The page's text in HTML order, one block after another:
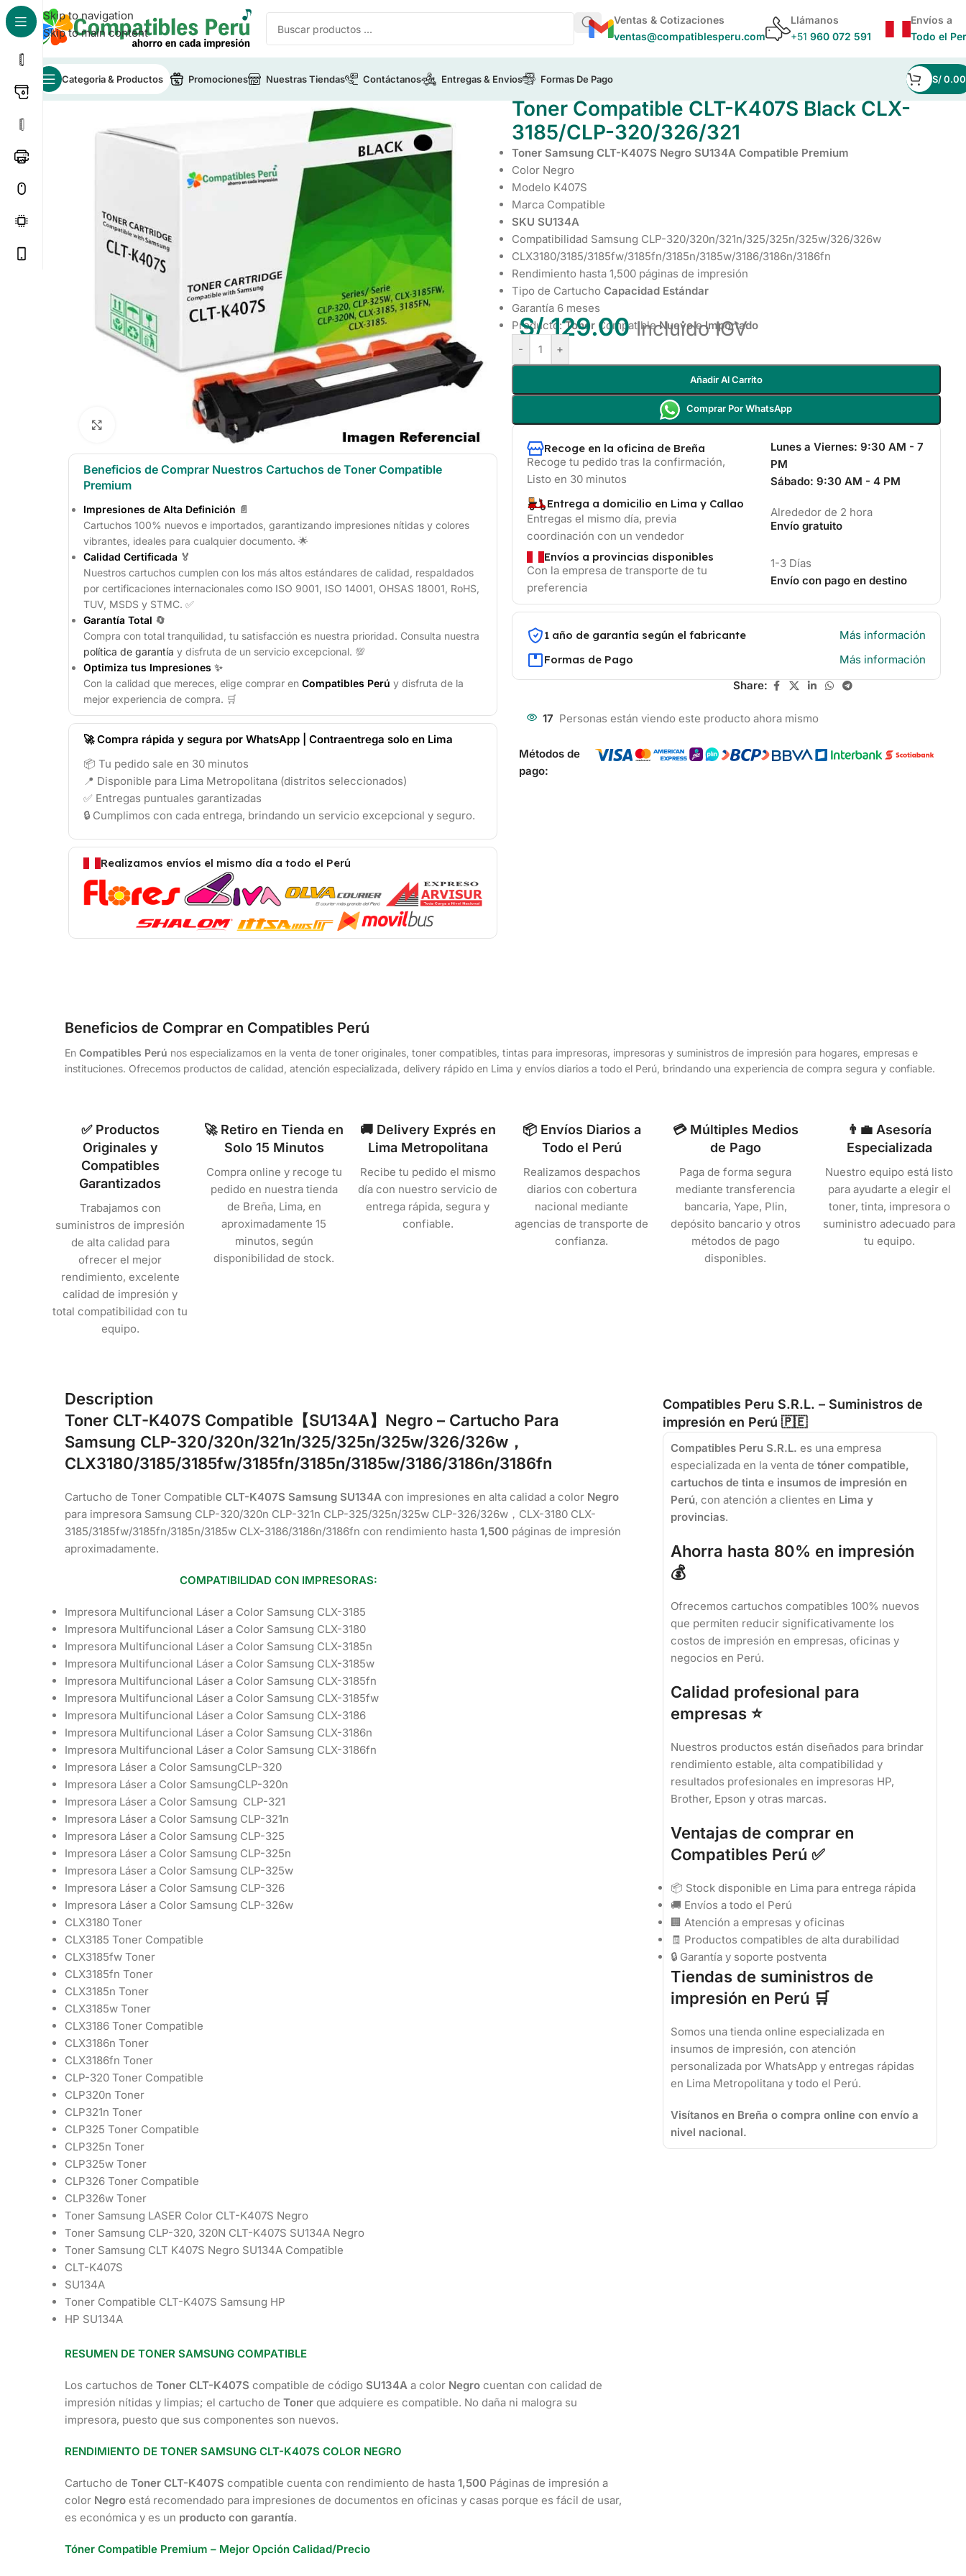
Skip to navigation
Skip to main content
Ventas & Cotizaciones
ventas@compatiblesperu.com
Llámanos
+51 960 072 591
Envíos a
Todo el
Categoria & Productos Promociones Nuestras Tiendas Contáctanos Entregas & Envios Formas De Pago S/0.00
Inicio/Toner para Impresoras
Beneficios de Comprar Nuestros Cartuchos de Toner Compatible
Premium
Impresiones de Alta Definición 📄
Cartuchos 100% nuevos e importados, garantizando impresiones nítidas y colores
vibrantes, ideales para cualquier documento. 🌟
Calidad Certificada 🏅
Nuestros cartuchos cumplen con los más altos estándares de calidad, respaldados
por certificaciones internacionales como ISO 9001, ISO 14001, OHSAS 18001, RoHS,
TUV, MSDS y STMC. ✅
Garantía Total 🔄
Compra con total tranquilidad, tu satisfacción es nuestra prioridad. Consulta nuestra
política de garantía y disfruta de un servicio excepcional. 💯
Optimiza tus Impresiones ✨
Con la calidad que mereces, elige comprar en Compatibles Perú y disfruta de la
mejor experiencia de compra. 🛒
🚀 Compra rápida y segura por WhatsApp | Contraentrega solo en Lima
📦 Tu pedido sale en 30 minutos
📍 Disponible para Lima Metropolitana (distritos seleccionados)
✅ Entregas puntuales garantizadas
🔒 Cumplimos con cada entrega, brindando un servicio excepcional y seguro.
Realizamos envíos el mismo día a todo el Perú
Toner Compatible CLT-K407S Black CLX-
3185/CLP-320/326/321
Toner Samsung CLT-K407S Negro SU134A Compatible Premium
Color Negro
Modelo K407S
Marca Compatible
SKU SU134A
Compatibilidad Samsung CLP-320/320n/321n/325/325n/325w/326/326w
CLX3180/3185/3185fw/3185fn/3185n/3185w/3186/3186n/3186fn
Rendimiento hasta 1,500 páginas de impresión
Tipo de Cartucho Capacidad Estándar
Garantía 6 meses
Producto:TonerCompatibleNuevoeImportado
S/129.00 Incluido IGV
- +
Añadir Al Carrito
Comprar Por WhatsApp
Recoge en la oficina de Breña
Recoge tu pedido tras la confirmación,
Listo en 30 minutos
Lunes a Viernes: 9:30 AM - 7
PM
Sábado: 9:30 AM - 4 PM
Entrega a domicilio en Lima y Callao
Entregas el mismo día, previa
coordinación con un vendedor
Alrededor de 2 hora
Envío gratuito
Envíos a provincias disponibles
Con la empresa de transporte de tu
preferencia
1-3 Días
Envío con pago en destino
1 año de garantía según el fabricante
Más información
Formas de Pago
Más información
Share:
17 Personas están viendo este producto ahora mismo
Métodos de
pago:
Beneficios de Comprar en Compatibles Perú
En Compatibles Perú nos especializamos en la venta de toner originales, toner compatibles, tintas para impresoras, impresoras y suministros de impresión para hogares, empresas e
instituciones. Ofrecemos productos de calidad, atención especializada, delivery rápido en Lima y envíos diarios a todo el Perú, brindando una experiencia de compra segura y confiable.
✅ Productos
Originales y
Compatibles
Garantizados
Trabajamos con
suministros de impresión
de alta calidad para
ofrecer el mejor
rendimiento, excelente
calidad de impresión y
total compatibilidad con tu
equipo.
🚀 Retiro en Tienda en
Solo 15 Minutos
Compra online y recoge tu
pedido en nuestra tienda
de Breña, Lima, en
aproximadamente 15
minutos, según
disponibilidad de stock.
🚚 Delivery Exprés en
Lima Metropolitana
Recibe tu pedido el mismo
día con nuestro servicio de
entrega rápida, segura y
confiable.
📦 Envíos Diarios a
Todo el Perú
Realizamos despachos
diarios con cobertura
nacional mediante
agencias de transporte de
confianza.
💳 Múltiples Medios
de Pago
Paga de forma segura
mediante transferencia
bancaria, Yape, Plin,
depósito bancario y otros
métodos de pago
disponibles.
👨‍💼 Asesoría
Especializada
Nuestro equipo está listo
para ayudarte a elegir el
toner, tinta, impresora o
suministro adecuado para
tu equipo.
Description
Toner CLT-K407S Compatible 【SU134A】 Negro – Cartucho Para
Samsung CLP-320/320n/321n/325/325n/325w/326/326w，
CLX3180/3185/3185fw/3185fn/3185n/3185w/3186/3186n/3186fn
Cartucho de Toner Compatible CLT-K407S Samsung SU134A con impresiones en alta calidad a color Negro
para impresora Samsung CLP-320/320n CLP-321n CLP-325/325n/325w CLP-326/326w，CLX-3180 CLX-
3185/3185fw/3185fn/3185n/3185w CLX-3186/3186n/3186fn con rendimiento hasta 1,500 páginas de impresión
aproximadamente.
COMPATIBILIDAD CON IMPRESORAS:
Impresora Multifuncional Láser a Color Samsung CLX-3185
Impresora Multifuncional Láser a Color Samsung CLX-3180
Impresora Multifuncional Láser a Color Samsung CLX-3185n
Impresora Multifuncional Láser a Color Samsung CLX-3185w
Impresora Multifuncional Láser a Color Samsung CLX-3185fn
Impresora Multifuncional Láser a Color Samsung CLX-3185fw
Impresora Multifuncional Láser a Color Samsung CLX-3186
Impresora Multifuncional Láser a Color Samsung CLX-3186n
Impresora Multifuncional Láser a Color Samsung CLX-3186fn
Impresora Láser a Color SamsungCLP-320
Impresora Láser a Color SamsungCLP-320n
Impresora Láser a Color Samsung CLP-321
Impresora Láser a Color Samsung CLP-321n
Impresora Láser a Color Samsung CLP-325
Impresora Láser a Color Samsung CLP-325n
Impresora Láser a Color Samsung CLP-325w
Impresora Láser a Color Samsung CLP-326
Impresora Láser a Color Samsung CLP-326w
CLX3180 Toner
CLX3185 Toner Compatible
CLX3185fw Toner
CLX3185fn Toner
CLX3185n Toner
CLX3185w Toner
CLX3186 Toner Compatible
CLX3186n Toner
CLX3186fn Toner
CLP-320 Toner Compatible
CLP320n Toner
CLP321n Toner
CLP325 Toner Compatible
CLP325n Toner
CLP325w Toner
CLP326 Toner Compatible
CLP326w Toner
Toner Samsung LASER Color CLT-K407S Negro
Toner Samsung CLP-320, 320N CLT-K407S SU134A Negro
Toner Samsung CLT K407S Negro SU134A Compatible
CLT-K407S
SU134A
Toner Compatible CLT-K407S Samsung HP
HP SU134A
RESUMEN DE TONER SAMSUNG COMPATIBLE
Los cartuchos de Toner CLT-K407S compatible de código SU134A a color Negro cuentan con calidad de
impresión nítidas y limpias; el cartucho de Toner que adquiere es compatible. No daña ni malogra su
impresora, puesto que sus componentes son nuevos.
RENDIMIENTO DE TONER SAMSUNG CLT-K407S COLOR NEGRO
Cartucho de Toner CLT-K407S compatible cuenta con rendimiento de hasta 1,500 Páginas de impresión a
color Negro está recomendado para impresiones de documentos en oficinas y casas porque es fácil de usar,
es económica y es un producto con garantía.
Tóner Compatible Premium – Mejor Opción Calidad/Precio
Compatibles Peru S.R.L. – Suministros de
impresión en Perú 🇵🇪
Compatibles Peru S.R.L. es una empresa
especializada en la venta de tóner compatible,
cartuchos de tinta e insumos de impresión en
Perú, con atención a clientes en Lima y
provincias.
Ahorra hasta 80% en impresión
💰
Ofrecemos cartuchos compatibles 100% nuevos
que permiten reducir significativamente los
costos de impresión en empresas, oficinas y
negocios en Perú.
Calidad profesional para
empresas ⭐
Nuestros productos están diseñados para brindar
rendimiento estable, alta compatibilidad y
resultados profesionales en impresoras HP,
Brother, Epson y otras marcas.
Ventajas de comprar en
Compatibles Perú ✅
📦 Stock disponible en Lima para entrega rápida
🚚 Envíos a todo el Perú
🏢 Atención a empresas y oficinas
🧾 Productos compatibles de alta durabilidad
🔒 Garantía y soporte postventa
Tiendas de suministros de
impresión en Perú 🛒
Somos una tienda online especializada en
insumos de impresión, con atención
personalizada por WhatsApp y entregas rápidas
en Lima Metropolitana y todo el Perú.
Visítanos en Breña o compra online con envío a
nivel nacional.